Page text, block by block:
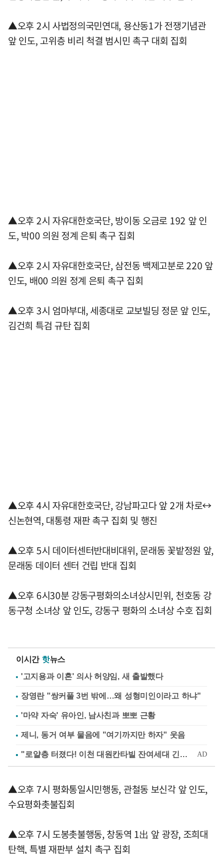
▲오후 2시 사법정의국민연대, 용산동1가 전쟁기념관
앞 인도, 고위층 비리 척결 범시민 촉구 대회 집회
▲오후 2시 자유대한호국단, 방이동 오금로 192 앞 인
도, 박00 의원 정계 은퇴 촉구 집회
▲오후 2시 자유대한호국단, 삼전동 백제고분로 220 앞
인도, 배00 의원 정계 은퇴 촉구 집회
▲오후 3시 엄마부대, 세종대로 교보빌딩 정문 앞 인도,
김건희 특검 규탄 집회
▲오후 4시 자유대한호국단, 강남파고다 앞 2개 차로↔
신논현역, 대통령 재판 촉구 집회 및 행진
▲오후 5시 데이터센터반대비대위, 문래동 꽃밭정원 앞,
문래동 데이터 센터 건립 반대 집회
▲오후 6시30분 강동구평화의소녀상시민위, 천호동 강
동구청 소녀상 앞 인도, 강동구 평화의 소녀상 수호 집회
이시간 핫뉴스
'고지용과 이혼' 의사 허양임, 새 출발했다
장영란 "쌍커풀 3번 밖에…왜 성형미인이라고 하냐"
'마약 자숙' 유아인, 남사친과 뽀뽀 근황
제니, 동거 여부 물음에 "여기까지만 하자" 웃음
▲오후 7시 평화통일시민행동, 관철동 보신각 앞 인도,
수요평화촛불집회
▲오후 7시 도봉촛불행동, 창동역 1出 앞 광장, 조희대
탄핵, 특별 재판부 설치 촉구 집회